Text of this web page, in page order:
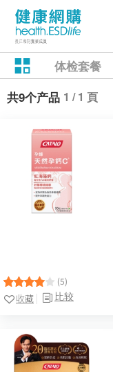
体检套餐
共9个产品 1 / 1 頁
(5)
比较
收藏